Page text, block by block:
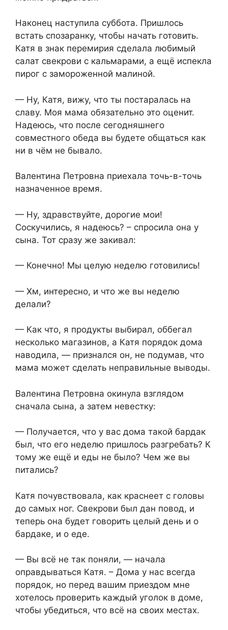
Наконец наступила суббота. Пришлось
встать спозаранку, чтобы начать готовить.
Катя в знак перемирия сделала любимый
салат свекрови с кальмарами, а ещё испекла
пирог с замороженной малиной.
— Ну, Катя, вижу, что ты постаралась на
славу. Моя мама обязательно это оценит.
Надеюсь, что после сегодняшнего
совместного обеда вы будете общаться как
ни в чём не бывало.
Валентина Петровна приехала точь-в-точь
назначенное время.
— Ну, здравствуйте, дорогие мои!
Соскучились, я надеюсь? – спросила она у
сына. Тот сразу же закивал:
— Конечно! Мы целую неделю готовились!
— Хм, интересно, и что же вы неделю
делали?
— Как что, я продукты выбирал, оббегал
несколько магазинов, а Катя порядок дома
наводила, — признался он, не подумав, что
мама может сделать неправильные выводы.
Валентина Петровна окинула взглядом
сначала сына, а затем невестку:
— Получается, что у вас дома такой бардак
был, что его неделю пришлось разгребать? К
тому же ещё и еды не было? Чем же вы
питались?
Катя почувствовала, как краснеет с головы
до самых ног. Свекрови был дан повод, и
теперь она будет говорить целый день и о
бардаке, и о еде.
— Вы всё не так поняли, — начала
оправдываться Катя. – Дома у нас всегда
порядок, но перед вашим приездом мне
хотелось проверить каждый уголок в доме,
чтобы убедиться, что всё на своих местах.